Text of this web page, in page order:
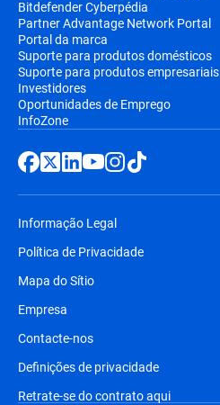
Bitdefender Cyberpédia
Partner Advantage Network Portal
Portal da marca
Suporte para produtos domésticos
Suporte para produtos empresariais
Investidores
Oportunidades de Emprego
InfoZone
Informação Legal
Política de Privacidade
Mapa do Sítio
Empresa
Contacte-nos
Definições de privacidade
Retrate-se do contrato aqui